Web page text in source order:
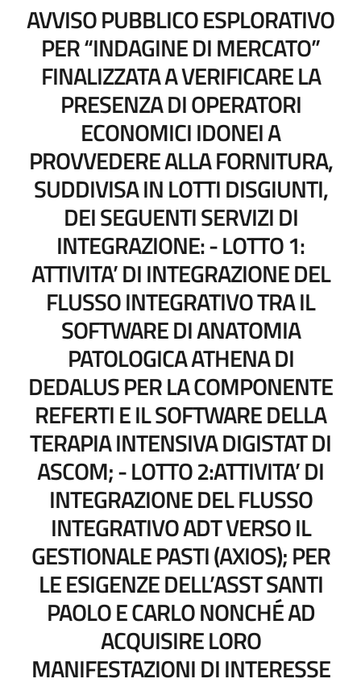
AVVISO PUBBLICO ESPLORATIVO
PER “INDAGINE DI MERCATO”
FINALIZZATA A VERIFICARE LA
PRESENZA DI OPERATORI
ECONOMICI IDONEI A
PROVVEDERE ALLA FORNITURA,
SUDDIVISA IN LOTTI DISGIUNTI,
DEI SEGUENTI SERVIZI DI
INTEGRAZIONE: - LOTTO 1:
ATTIVITA’ DI INTEGRAZIONE DEL
FLUSSO INTEGRATIVO TRA IL
SOFTWARE DI ANATOMIA
PATOLOGICA ATHENA DI
DEDALUS PER LA COMPONENTE
REFERTI E IL SOFTWARE DELLA
TERAPIA INTENSIVA DIGISTAT DI
ASCOM; - LOTTO 2:ATTIVITA’ DI
INTEGRAZIONE DEL FLUSSO
INTEGRATIVO ADT VERSO IL
GESTIONALE PASTI (AXIOS); PER
LE ESIGENZE DELL’ASST SANTI
PAOLO E CARLO NONCHÉ AD
ACQUISIRE LORO
MANIFESTAZIONI DI INTERESSE